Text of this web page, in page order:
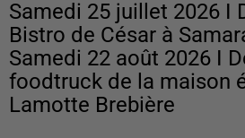
Samedi 25 juillet 2026 I
Bistro de César à
Samedi 22 août 2026 I
foodtruck de la maison
Lamotte Brebière